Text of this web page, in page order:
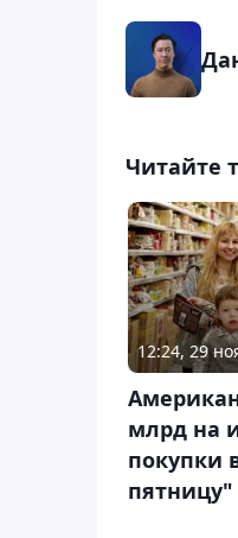
Читайте
12:24, 29
млрд на
покупки
пятницу"